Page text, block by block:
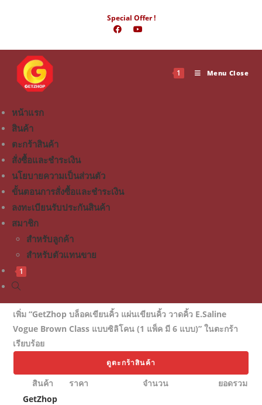
Special Offer !
1 Menu Close
หน้าแรก
สินค้า
ตะกร้าสินค้า
สั่งซื้อและชำระเงิน
นโยบายความเป็นส่วนตัว
ขั้นตอนการสั่งซื้อและชำระเงิน
ลงทะเบียนรับประกันสินค้า
สมาชิก
สำหรับลูกค้า
สำหรับตัวแทนขาย
1
เพิ่ม “GetZhop บล็อคเขียนคิ้ว แผ่นเขียนคิ้ว วาดคิ้ว E.Saline
Vogue Brown Class แบบซิลิโคน (1 แพ็ค มี 6 แบบ)” ในตะกร้า
เรียบร้อย
ดูตะกร้าสินค้า
สินค้า ราคา จำนวน ยอดรวม
GetZhop